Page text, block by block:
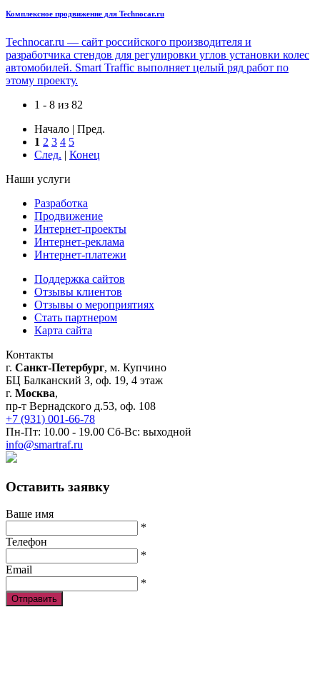
Комплексное продвижение для Technocar.ru
Technocar.ru — сайт российского производителя и
разработчика стендов для регулировки углов установки колес
автомобилей. Smart Traffic выполняет целый ряд работ по
этому проекту.
1 - 8 из 82
Начало | Пред.
1 2 3 4 5
След. | Конец
Наши услуги
Разработка
Продвижение
Интернет-проекты
Интернет-реклама
Интернет-платежи
Поддержка сайтов
Отзывы клиентов
Отзывы о мероприятиях
Стать партнером
Карта сайта
Контакты
г. Санкт-Петербург, м. Купчино
БЦ Балканский З, оф. 19, 4 этаж
г. Москва,
пр-т Вернадского д.53, оф. 108
+7 (931) 001-66-78
Пн-Пт: 10.00 - 19.00 Сб-Вс: выходной
info@smartraf.ru
Оставить заявку
Ваше имя
*
Телефон
*
Email
*